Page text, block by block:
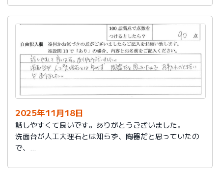
2025年11月18日
話しやすくて良いです。ありがとうございました。
洗面台が人工大理石とは知らず、陶器だと思っていたの
で、